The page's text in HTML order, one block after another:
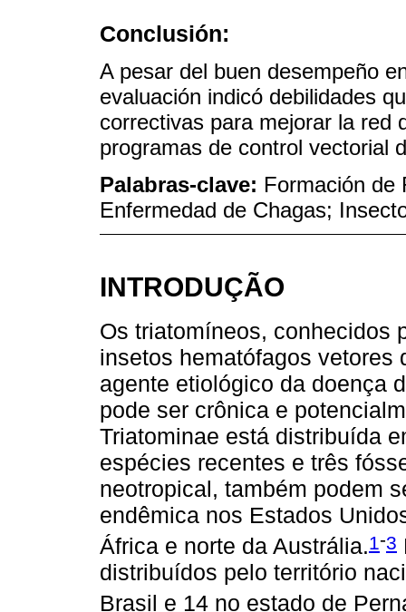
Conclusión:
A pesar del buen desempeño
evaluación indicó debilidades
correctivas para mejorar la red
programas de control vectorial
Palabras-clave: Formación de
Enfermedad de Chagas;
INTRODUÇÃO
Os triatomíneos, conhecidos
insetos hematófagos vetores
agente etiológico da doença
pode ser crônica e
Triatominae está distribuída
espécies recentes e três
neotropical, também podem
endêmica nos Estados
África e norte da Austrália.1-3
distribuídos pelo território
Brasil e 14 no estado de